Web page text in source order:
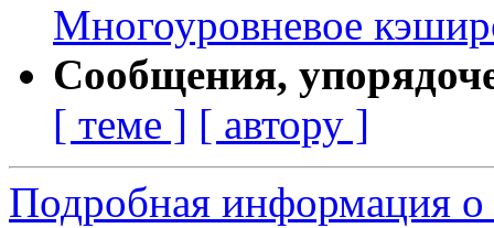
Многоуровневое
Сообщения,
[ теме ] [ автору ]
Подробная информация